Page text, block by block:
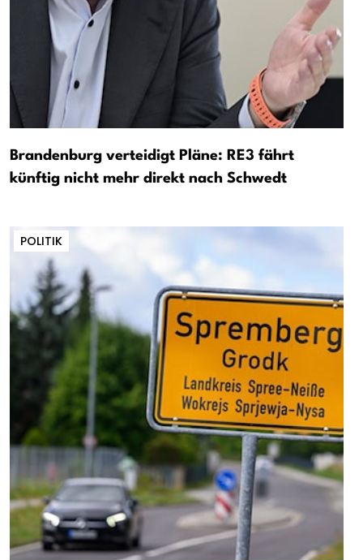
Brandenburg verteidigt Pläne: RE3 fährt
künftig nicht mehr direkt nach Schwedt
POLITIK